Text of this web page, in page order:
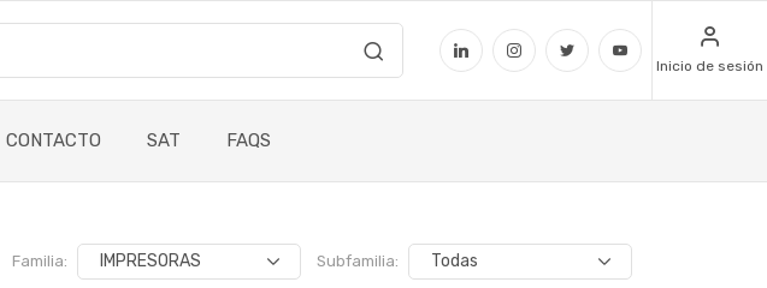
Inicio de sesión
CONTACTO SAT FAQS
Familia: Subfamilia: